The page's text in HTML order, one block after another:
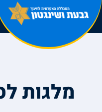
אתר בהרצה
מלגות